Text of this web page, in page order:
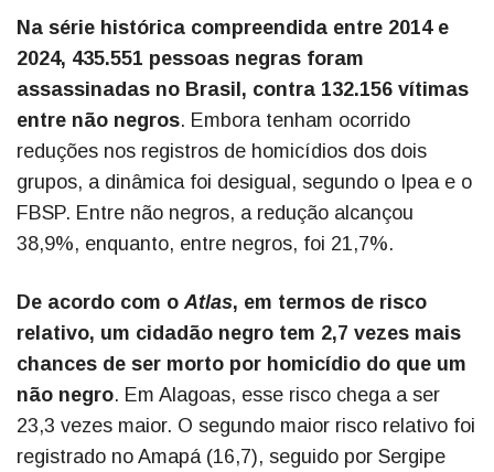
Na série histórica compreendida entre 2014 e
2024, 435.551 pessoas negras foram
assassinadas no Brasil, contra 132.156 vítimas
entre não negros. Embora tenham ocorrido
reduções nos registros de homicídios dos dois
grupos, a dinâmica foi desigual, segundo o Ipea e o
FBSP. Entre não negros, a redução alcançou
38,9%, enquanto, entre negros, foi 21,7%.
De acordo com oAtlas, em termos de risco
relativo, um cidadão negro tem 2,7 vezes mais
chances de ser morto por homicídio do que um
não negro. Em Alagoas, esse risco chega a ser
23,3 vezes maior. O segundo maior risco relativo foi
registrado no Amapá (16,7), seguido por Sergipe